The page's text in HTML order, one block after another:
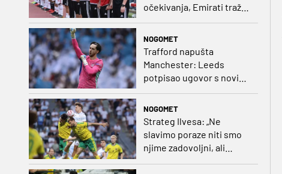
očekivanja, Emirati traže
i veliki rezultat!“
NOGOMET
Trafford napušta
Manchester: Leeds
potpisao ugovor s novim
NOGOMET
Strateg Ilvesa: „Ne
slavimo poraze niti smo
njime zadovoljni, ali